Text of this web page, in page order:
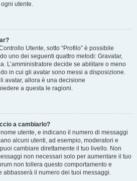
utente.
Utente, sotto “Profilo” è possibile
uno dei seguenti quattro metodi: Gravatar,
L’amministratore decide se abilitare o meno
in cui gli avatar sono messi a disposizione.
avatar, allora è una decisione
a questa le ragioni.
a cambiarlo?
utente, e indicano il numero di messaggi
alcuni utenti, ad esempio, moderatori e
cambiare direttamente il tuo livello. Non
non necessari solo per aumentare il tuo
non tollera questo comportamento e
abbasserà il numero dei tuoi messaggi.